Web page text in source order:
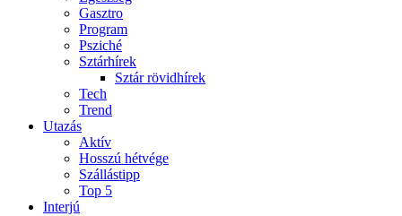
Gasztro
Program
Psziché
Sztárhírek
Sztár rövidhírek
Tech
Trend
Utazás
Aktív
Hosszú hétvége
Szállástipp
Top 5
Interjú